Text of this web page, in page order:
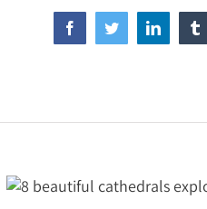
FacebookTwitterLinkedIn